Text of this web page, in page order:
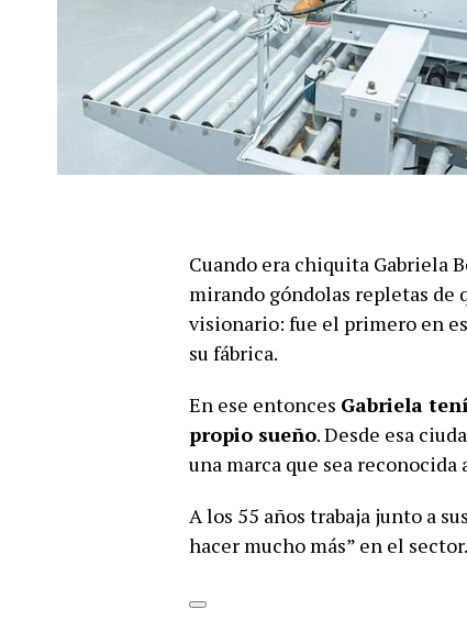
Cuando era chiquita Gabriela
mirando góndolas repletas de
visionario: fue el primero en
su fábrica.
En ese entonces Gabriela
propio sueño. Desde esa
una marca que sea
A los 55 años trabaja junto a
hacer mucho más” en el sector.